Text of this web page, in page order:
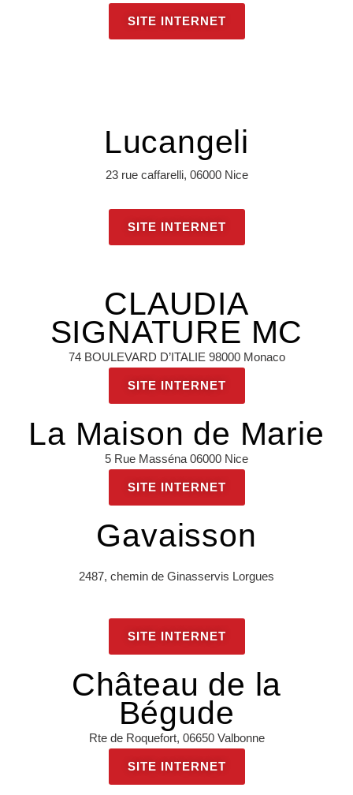
SITE INTERNET
Lucangeli
23 rue caffarelli, 06000 Nice
SITE INTERNET
CLAUDIA
SIGNATURE MC
74 BOULEVARD D’ITALIE 98000 Monaco
SITE INTERNET
La Maison de Marie
5 Rue Masséna 06000 Nice
SITE INTERNET
Gavaisson
2487, chemin de Ginasservis Lorgues
SITE INTERNET
Château de la
Bégude
Rte de Roquefort, 06650 Valbonne
SITE INTERNET